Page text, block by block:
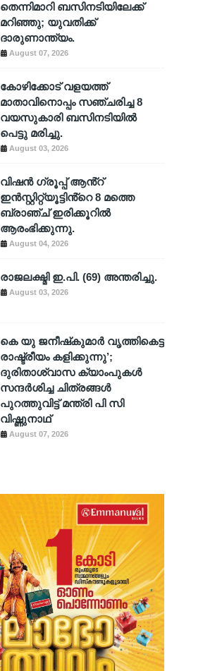
തെന്നിമാറി ബസിനടിയിലേക്ക്
മറിഞ്ഞു; യുവതിക്ക്
ദാരുണാന്ത്യം.
August 07, 2026
കോഴിക്കോട് വളയത്ത്
മാതാവിനൊപ്പം സഞ്ചരിച്ച 8
വയസുകാരി ബസിനടിയിൽ
പെട്ടു മരിച്ചു.
August 03, 2026
വിഷൻ ഗ്രൂപ്പ് ആൻ്റ്
ഇൻസ്റ്റിറ്റ്യൂട്ടിൻ്റെ 8 മത്തെ
ബ്രാഞ്ച് ഇരിക്കൂറിൽ
ആരംഭിക്കുന്നു.
August 04, 2026
രാജലക്ഷ്മി ഇ.പി. (69) അന്തരിച്ചു.
August 03, 2026
കെ യു ജനീഷ്‌കുമാര്‍ വൃത്തികെട്ട
രാഷ്ട്രീയം കളിക്കുന്നു’;
ദുരിതാശ്വാസ ക്യാംപുകള്‍
സന്ദര്‍ശിച്ച ചിത്രങ്ങള്‍
പുറത്തുവിട്ട് മന്ത്രി പി സി
വിഷ്ണുനാഥ്
August 07, 2026